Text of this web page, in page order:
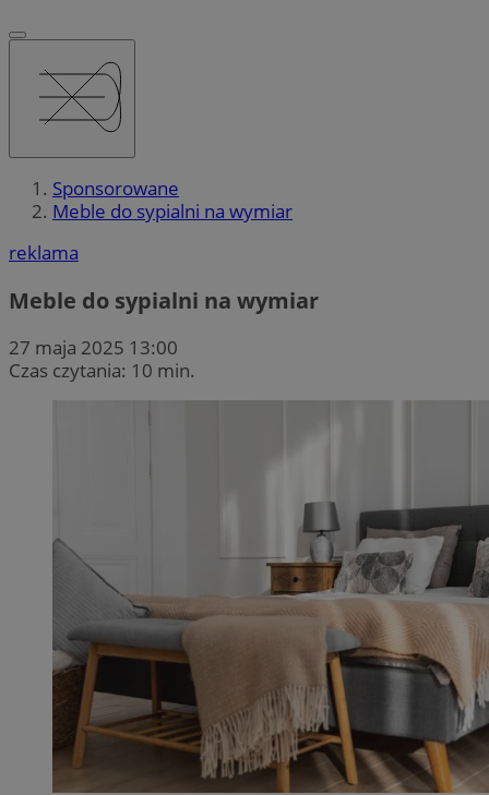
Sponsorowane
Meble do sypialni na wymiar
reklama
Meble do sypialni na wymiar
27 maja 2025 13:00
Czas czytania: 10 min.